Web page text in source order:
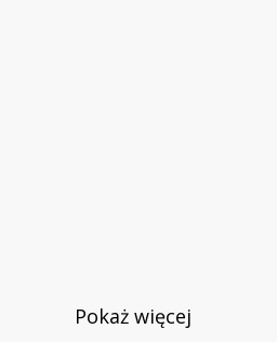
Pokaż więcej